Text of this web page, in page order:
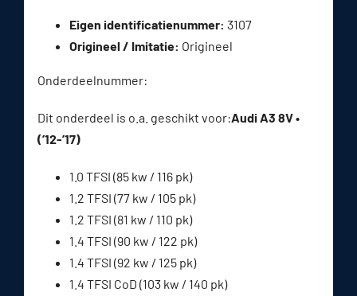
Eigen identificatienummer: 3107
Origineel / Imitatie: Origineel
Onderdeelnummer:
Dit onderdeel is o.a. geschikt voor:Audi A3 8V •
(’12-’17)
1.0 TFSI (85 kw / 116 pk)
1.2 TFSI (77 kw / 105 pk)
1.2 TFSI (81 kw / 110 pk)
1.4 TFSI (90 kw / 122 pk)
1.4 TFSI (92 kw / 125 pk)
1.4 TFSI CoD (103 kw / 140 pk)